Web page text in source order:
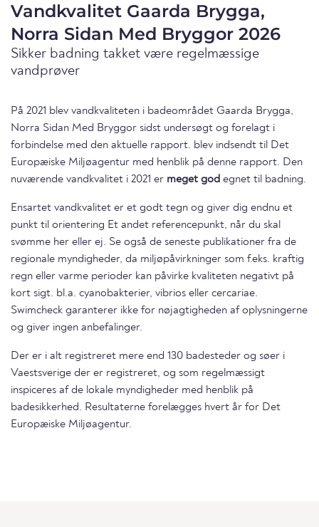
Vandkvalitet Gaarda Brygga,
Norra Sidan Med Bryggor 2026
Sikker badning takket være regelmæssige
vandprøver
På 2021 blev vandkvaliteten i badeområdet Gaarda Brygga,
Norra Sidan Med Bryggor sidst undersøgt og forelagt i
forbindelse med den aktuelle rapport. blev indsendt til Det
Europæiske Miljøagentur med henblik på denne rapport. Den
nuværende vandkvalitet i 2021 er meget god egnet til badning.
Ensartet vandkvalitet er et godt tegn og giver dig endnu et
punkt til orientering Et andet referencepunkt, når du skal
svømme her eller ej. Se også de seneste publikationer fra de
regionale myndigheder, da miljøpåvirkninger som f.eks. kraftig
regn eller varme perioder kan påvirke kvaliteten negativt på
kort sigt. bl.a. cyanobakterier, vibrios eller cercariae.
Swimcheck garanterer ikke for nøjagtigheden af oplysningerne
og giver ingen anbefalinger.
Der er i alt registreret mere end 130 badesteder og søer i
Vaestsverige der er registreret, og som regelmæssigt
inspiceres af de lokale myndigheder med henblik på
badesikkerhed. Resultaterne forelægges hvert år for Det
Europæiske Miljøagentur.